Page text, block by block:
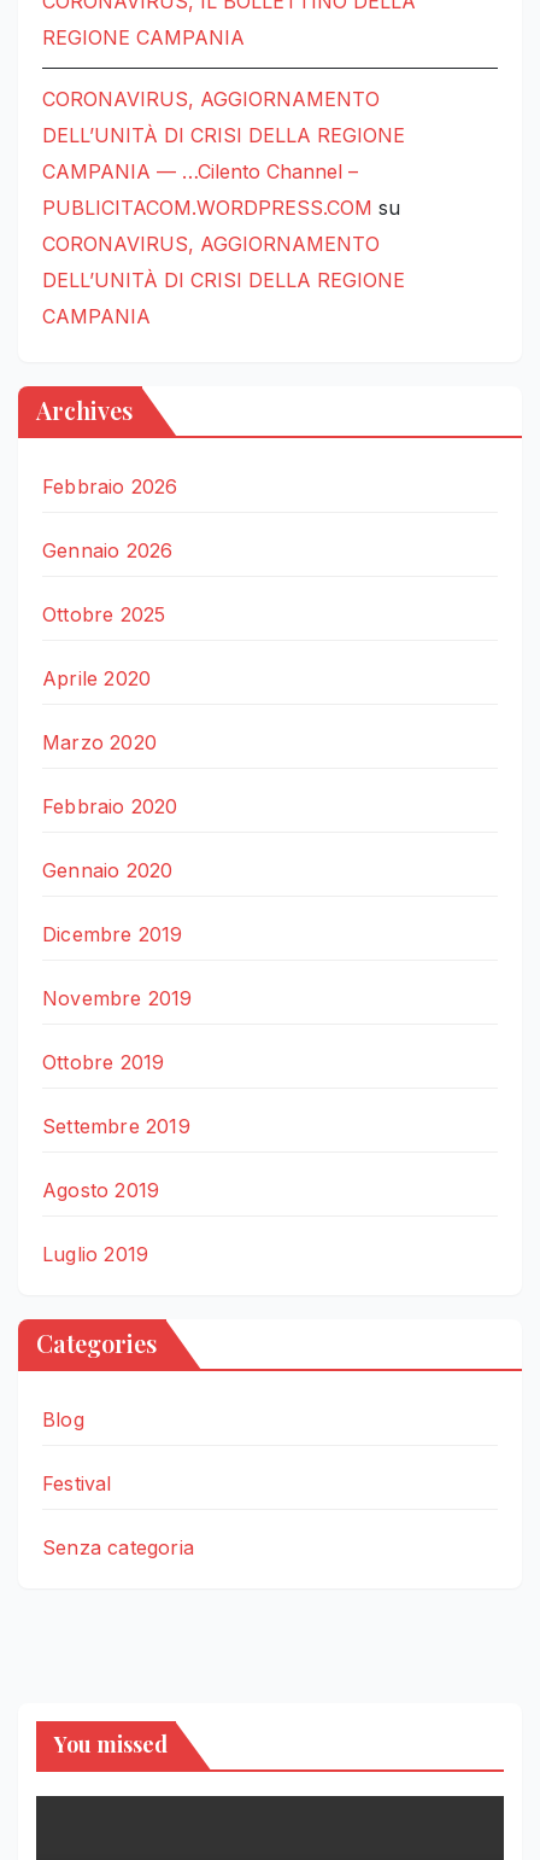
REGIONE CAMPANIA
CORONAVIRUS, AGGIORNAMENTO
DELL’UNITÀ DI CRISI DELLA REGIONE
CAMPANIA — …Cilento Channel –
PUBLICITACOM.WORDPRESS.COM su
CORONAVIRUS, AGGIORNAMENTO
DELL’UNITÀ DI CRISI DELLA REGIONE
CAMPANIA
Archives
Febbraio 2026
Gennaio 2026
Ottobre 2025
Aprile 2020
Marzo 2020
Febbraio 2020
Gennaio 2020
Dicembre 2019
Novembre 2019
Ottobre 2019
Settembre 2019
Agosto 2019
Luglio 2019
Categories
Blog
Festival
Senza categoria
You missed